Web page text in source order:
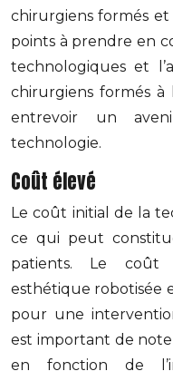
chirurgiens formés
points à prendre en
technologiques et
chirurgiens formés à
entrevoir un
technologie.
Coût élevé
Le coût initial de la
ce qui peut
patients. Le coût
esthétique robotisée
pour une
est important de
en fonction de